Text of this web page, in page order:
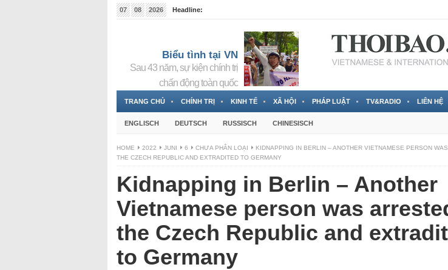
07 08 2026
Headline:
Biểu tình tại VN
Sau 43 năm, sự kiện chính trị
chấn động toàn quốc
TRANG CHỦ CHÍNH TRỊ KINH TẾ XÃ HỘI PHÁP LUẬT TV&RADIO LIÊN HỆ
ENGLISCH DEUTSCH RUSSISCH CHINESISCH
HOME 2022 JUNI 6 CHƯA PHÂN LOẠI
KIDNAPPING IN BERLIN – ANOTHER VIETNAMESE PERSON
THE CZECH REPUBLIC AND EXTRADITED TO GERMANY
Kidnapping in Berlin – Another
Vietnamese person was
the Czech Republic and
to Germany